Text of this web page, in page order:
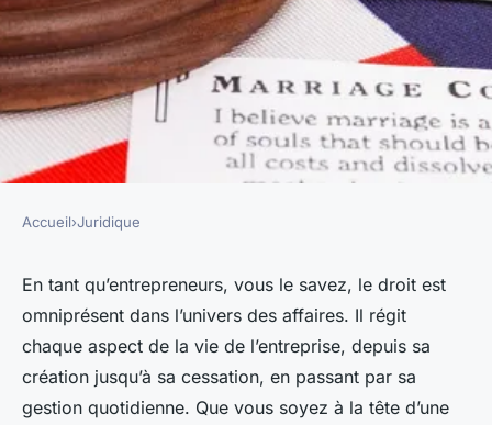
les principaux contrats
juridiques en entreprise
felicien•6 novembre 2023•6 min de lecture
Accueil›Juridique
En tant qu’entrepreneurs, vous le savez, le droit est
omniprésent dans l’univers des affaires. Il régit
chaque aspect de la vie de l’entreprise, depuis sa
création jusqu’à sa cessation, en passant par sa
gestion quotidienne. Que vous soyez à la tête d’une